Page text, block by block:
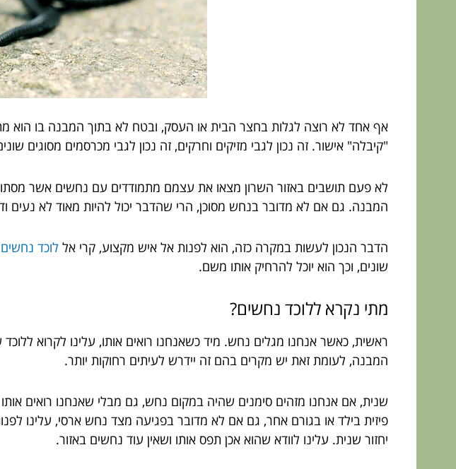
אף אחד לא רוצה לגלות בחצר הבית או העסק, ובטח לא בתוך המבנה בו הוא
"קיבלה" אישור. זה נכון לגבי מזיקים וחרקים, זה נכון לגבי מכרסמים מסוגים
לא פעם תושבים באזור השרון מצאו את עצמם מתמודדים עם נחשים אשר
המבנה. גם אם לא מדובר בנחש מסוכן, הרי שהדבר יכול להיות מאוד לא נעים
הדבר הנכון לעשות במקרה כזה, הוא לפנות אל איש מקצוע, קרי אל לוכד
שונים, וכך הוא יוכל להרחיק אותו משם.
מתי נקרא ללוכד נחשים?
ראשית, כאשר אנחנו מגלים נחש. מיד כשאנחנו רואים אותו, עלינו לקרוא
המבנה, לעומת זאת יש מקרים בהם זה יידרש לעיתים רחוקות יותר.
שנית, אם אנחנו מזהים סימנים שהיה במקום נחש, גם מבלי שאנחנו רואים
פיזית בילד או בגורם אחר, גם אם לא מדובר בפגיעה מצד נחש ארסי, עלינו
יחזור שנית. עלינו לוודא שהוא אכן תפס אותו ושאין עוד נחשים באזור.